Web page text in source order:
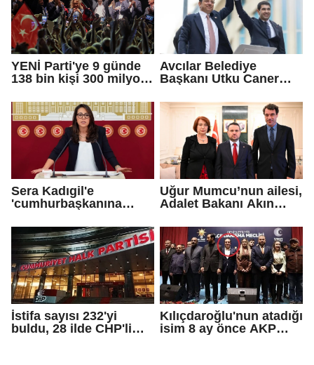
YENİ Parti'ye 9 günde
138 bin kişi 300 milyon
Avcılar Belediye
Başkanı Utku Caner
kararı
Sera Kadıgil'e
'cumhurbaşkanına
soruşturması
Uğur Mumcu’nun ailesi,
Adalet Bakanı Akın
İstifa sayısı 232'yi
buldu, 28 ilde CHP'li
Kılıçdaroğlu'nun atadığı
isim 8 ay önce AKP